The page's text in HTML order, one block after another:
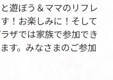
遊ぼう＆ママのリフレ
！お楽しみに！そして
ザでは家族で参加でき
す。みなさまのご参加